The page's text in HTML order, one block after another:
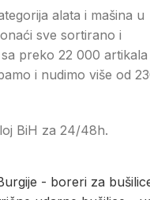
alata i mašina u
sve sortirano i
preko 22 000 artikala
i nudimo više od
BiH za 24/48h.
- boreri za